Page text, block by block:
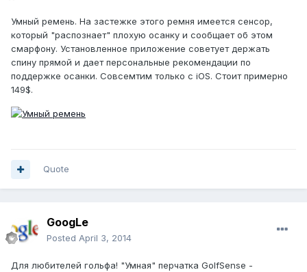
Умный ремень. На застежке этого ремня имеется сенсор,
который "распознает" плохую осанку и сообщает об этом
смарфону. Установленное приложение советует держать
спину прямой и дает персональные рекомендации по
поддержке осанки. Совсемтим только с iOS. Стоит примерно
149$.
Quote
GoogLe
Posted April 3, 2014
Для любителей гольфа! "Умная" перчатка GolfSense -